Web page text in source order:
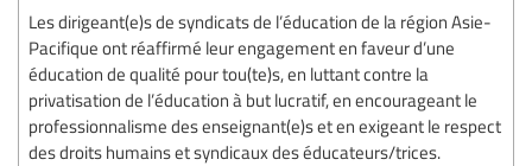
Les dirigeant(e)s de syndicats de l’éducation de la région Asie-
Pacifique ont réaffirmé leur engagement en faveur d’une
éducation de qualité pour tou(te)s, en luttant contre la
privatisation de l’éducation à but lucratif, en encourageant le
professionnalisme des enseignant(e)s et en exigeant le respect
des droits humains et syndicaux des éducateurs/trices.